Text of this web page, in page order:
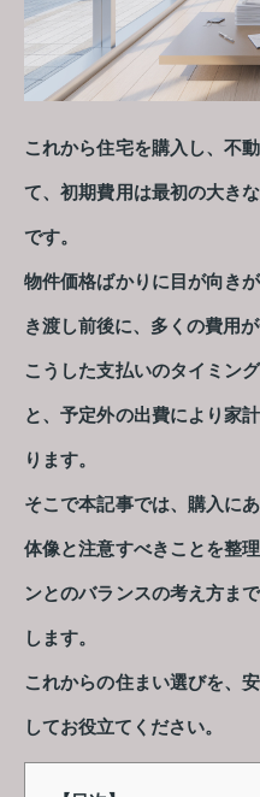
これから住宅を購入し、不
て、初期費用は最初の大き
です。
物件価格ばかりに目が向き
き渡し前後に、多くの費用
こうした支払いのタイミン
と、予定外の出費により家
ります。
そこで本記事では、購入に
体像と注意すべきことを整
ンとのバランスの考え方ま
します。
これからの住まい選びを、
してお役立てください。